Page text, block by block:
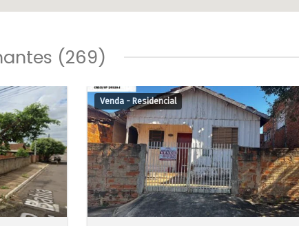
(269)
Venda - Residencial